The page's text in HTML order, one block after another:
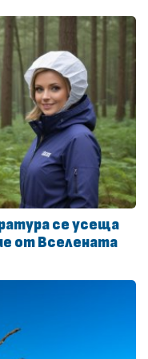
се усеща
от Вселената